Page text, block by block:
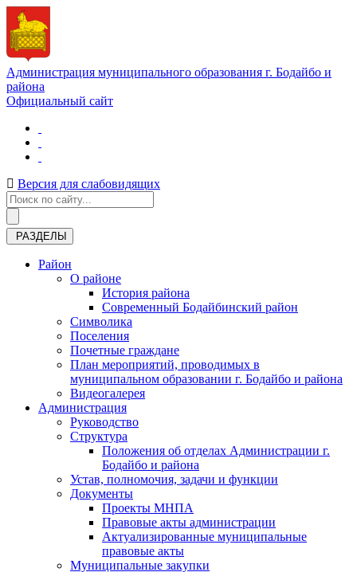
Администрация муниципального образования г. Бодайбо и
района
Официальный сайт
Версия для слабовидящих
РАЗДЕЛЫ
Район
О районе
История района
Современный Бодайбинский район
Символика
Поселения
Почетные граждане
План мероприятий, проводимых в
муниципальном образовании г. Бодайбо и района
Видеогалерея
Администрация
Руководство
Структура
Положения об отделах Администрации г.
Бодайбо и района
Устав, полномочия, задачи и функции
Документы
Проекты МНПА
Правовые акты администрации
Актуализированные муниципальные
правовые акты
Муниципальные закупки